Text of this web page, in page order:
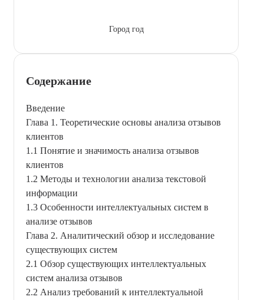
Город год
Содержание
Введение
Глава 1. Теоретические основы анализа отзывов
клиентов
1.1 Понятие и значимость анализа отзывов
клиентов
1.2 Методы и технологии анализа текстовой
информации
1.3 Особенности интеллектуальных систем в
анализе отзывов
Глава 2. Аналитический обзор и исследование
существующих систем
2.1 Обзор существующих интеллектуальных
систем анализа отзывов
2.2 Анализ требований к интеллектуальной